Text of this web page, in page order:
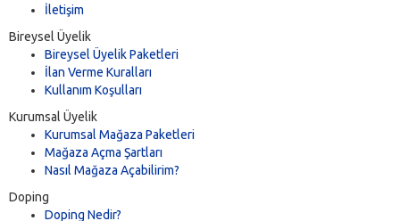
İletişim
Bireysel Üyelik
Bireysel Üyelik Paketleri
İlan Verme Kuralları
Kullanım Koşulları
Kurumsal Üyelik
Kurumsal Mağaza Paketleri
Mağaza Açma Şartları
Nasıl Mağaza Açabilirim?
Doping
Doping Nedir?